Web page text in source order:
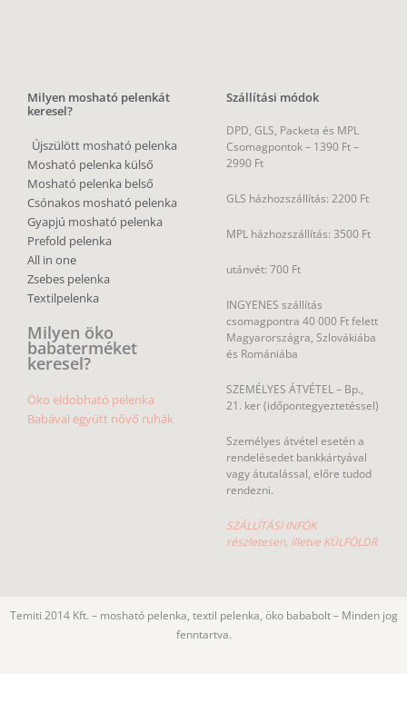
Milyen mosható pelenkát
keresel?
Újszülött mosható pelenka
Mosható pelenka külső
Mosható pelenka belső
Csónakos mosható pelenka
Gyapjú mosható pelenka
Prefold pelenka
All in one
Zsebes pelenka
Textilpelenka
Milyen öko
babaterméket
keresel?
Öko eldobható pelenka
Babával együtt nővő ruhák
Szállítási módok
DPD, GLS, Packeta és MPL
Csomagpontok – 1390 Ft –
2990 Ft
GLS házhozszállítás: 2200 Ft
MPL házhozszállítás: 3500 Ft
utánvét: 700 Ft
INGYENES szállítás
csomagpontra 40 000 Ft felett
Magyarországra, Szlovákiába
és Romániába
SZEMÉLYES ÁTVÉTEL – Bp.,
21. ker (időpontegyeztetéssel)
Személyes átvétel esetén a
rendelésedet bankkártyával
vagy átutalással, előre tudod
rendezni.
SZÁLLÍTÁSI INFÓK
részletesen, illetve KÜLFÖLDR
Temiti 2014 Kft. – mosható pelenka, textil pelenka, öko bababolt – Minden jog
fenntartva.